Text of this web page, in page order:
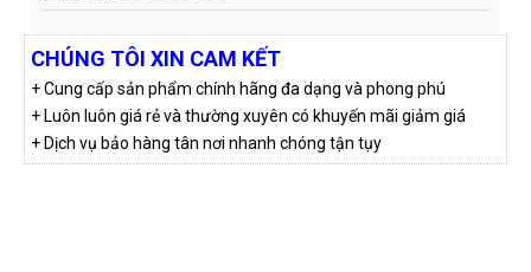
CHÚNG TÔI XIN CAM KẾT
+ Cung cấp sản phẩm chính hãng đa dạng và phong phú
+ Luôn luôn giá rẻ và thường xuyên có khuyến mãi giảm giá
+ Dịch vụ bảo hàng tân nơi nhanh chóng tận tụy